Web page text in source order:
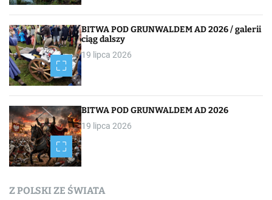
BITWA POD GRUNWALDEM AD 2026 / galerii
ciąg dalszy
19 lipca 2026
BITWA POD GRUNWALDEM AD 2026
19 lipca 2026
Z POLSKI ZE ŚWIATA